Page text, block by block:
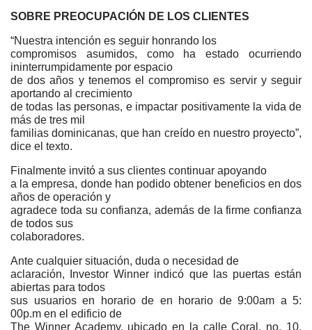
SOBRE PREOCUPACIÓN DE LOS CLIENTES
“Nuestra intención es seguir honrando los
compromisos asumidos, como ha estado ocurriendo
ininterrumpidamente por espacio
de dos años y tenemos el compromiso es servir y seguir
aportando al crecimiento
de todas las personas, e impactar positivamente la vida de
más de tres mil
familias dominicanas, que han creído en nuestro proyecto”,
dice el texto.
Finalmente invitó a sus clientes continuar apoyando
a la empresa, donde han podido obtener beneficios en dos
años de operación y
agradece toda su confianza, además de la firme confianza
de todos sus
colaboradores.
Ante cualquier situación, duda o necesidad de
aclaración, Investor Winner indicó que las puertas están
abiertas para todos
sus usuarios en horario de en horario de 9:00am a 5:
00p.m en el edificio de
The Winner Academy, ubicado en la calle Coral, no. 10,